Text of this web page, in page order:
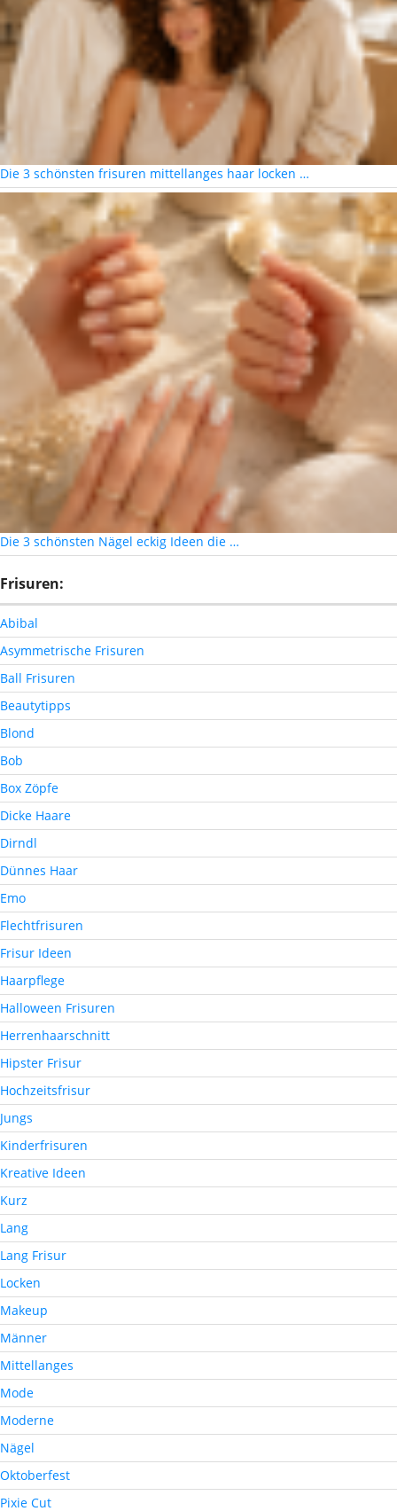
Die 3 schönsten frisuren mittellanges haar locken …
Die 3 schönsten Nägel eckig Ideen die …
Frisuren:
Abibal
Asymmetrische Frisuren
Ball Frisuren
Beautytipps
Blond
Bob
Box Zöpfe
Dicke Haare
Dirndl
Dünnes Haar
Emo
Flechtfrisuren
Frisur Ideen
Haarpflege
Halloween Frisuren
Herrenhaarschnitt
Hipster Frisur
Hochzeitsfrisur
Jungs
Kinderfrisuren
Kreative Ideen
Kurz
Lang
Lang Frisur
Locken
Makeup
Männer
Mittellanges
Mode
Moderne
Nägel
Oktoberfest
Pixie Cut